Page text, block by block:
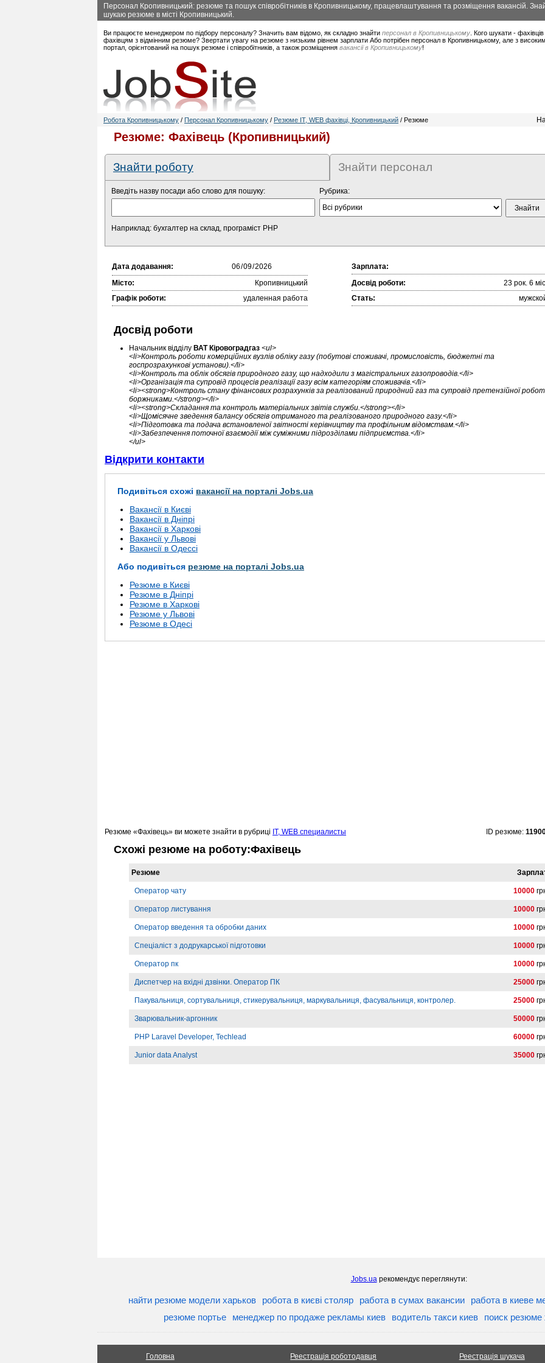
Персонал Кропивницький: резюме та пошук співробітників в Кропивницькому, працевлаштування та розміщення вакансій.
шукаю резюме в місті Кропивницький.
Ви працюєте менеджером по підбору персоналу? Значить вам відомо, як складно знайти персонал в Кропивницькому . Кого шукати -
фахівцям з відмінним резюме? Звертати увагу на резюме з низьким рівнем зарплати Або потрібен персонал в Кропивницькому, але з
портал, орієнтований на пошук резюме і співробітників, а також розміщення вакансії в Кропивницькому!
Робота Кропивницькому / Персонал Кропивницькому / Резюме IT, WEB фахівці, Кропивницький / Резюме
Резюме: Фахівець (Кропивницький)
Знайти роботу Знайти персонал
Введіть назву посади або слово для пошуку:
Наприклад: бухгалтер на склад, програміст PHP
Рубрика:
Дата додавання:
Зарплата:
Місто:
Кропивницький Досвід роботи:
23 рок. 6
Графік роботи:
удаленная работа Стать:
Досвід роботи
Начальник відділу ВАТ Кіровоградгаз <ul>
<li>Контроль роботи комерційних вузлів обліку газу (побутові споживачі, промисловість, бюджетні та
госпрозрахункові установи).</li>
<li>Контроль та облік обсягів природного газу, що надходили з магістральних газопроводів.</li>
<li>Організація та супровід процесів реалізації газу всім категоріям споживачів.</li>
<li><strong>Контроль стану фінансових розрахунків за реалізований природний газ та супровід претензійної
боржниками.</strong></li>
<li><strong>Складання та контроль матеріальних звітів служби.</strong></li>
<li>Щомісячне зведення балансу обсягів отриманого та реалізованого природного газу.</li>
<li>Підготовка та подача встановленої звітності керівництву та профільним відомствам.</li>
<li>Забезпечення поточної взаємодії між суміжними підрозділами підприємства.</li>
</ul>
Відкрити контакти
Подивіться схожі вакансії на порталі Jobs.ua
Вакансії в Києві
Вакансії в Дніпрі
Вакансії в Харкові
Вакансії у Львові
Вакансії в Одессі
Або подивіться резюме на порталі Jobs.ua
Резюме в Києві
Резюме в Дніпрі
Резюме в Харкові
Резюме у Львові
Резюме в Одесі
Резюме «Фахівець» ви можете знайти в рубриці IT, WEB специалисты ID резюме:
Схожі резюме на роботу:Фахівець
Резюме
Оператор чату 10000
Оператор листування 10000
Оператор введення та обробки даних 10000
Спеціаліст з додрукарської підготовки 10000
Оператор пк 10000
Диспетчер на вхідні дзвінки. Оператор ПК 25000
Пакувальниця, сортувальниця, стикерувальниця, маркувальниця, фасувальниця, контролер. 25000
Зварювальник-аргонник 50000
PHP Laravel Developer, Techlead 60000
Junior data Analyst 35000
Jobs.uaрекомендує переглянути:
найти резюме модели харьков робота в києві столяр работа в сумах вакансии работа в киеве
резюме портье
менеджер по продаже рекламы киев водитель такси киев поиск резюме
Головна Реестрація роботодавця Реестрація шукача